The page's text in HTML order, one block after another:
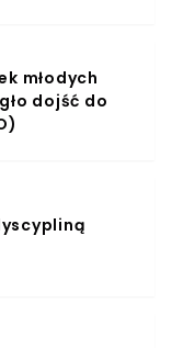
młodych
dojść do